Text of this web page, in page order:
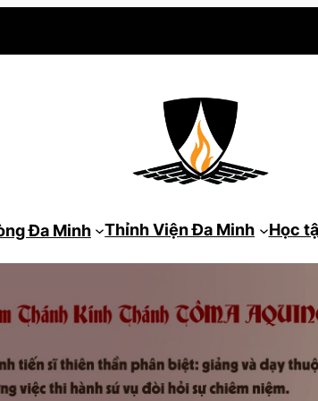
Đa Minh Thỉnh Viện Đa Minh Học